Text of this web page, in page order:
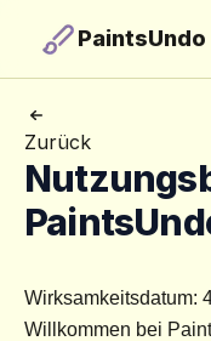
PaintsUndo
Zurück
Wirksamkeitsdatum:
Willkommen bei